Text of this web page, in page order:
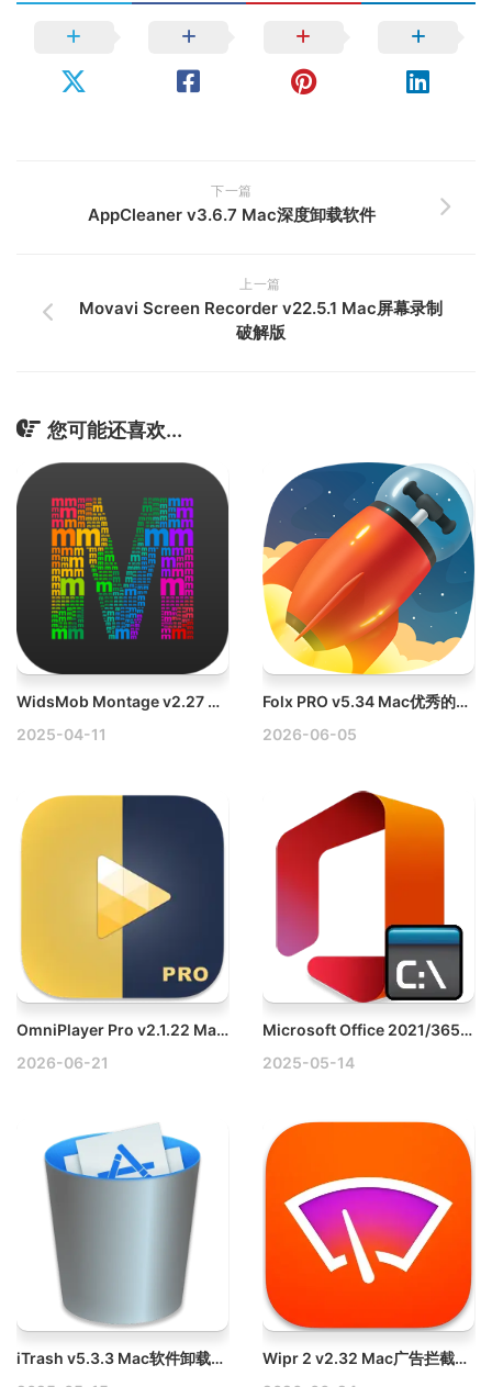
下一篇
AppCleaner v3.6.7 Mac深度卸载软件
上一篇
Movavi Screen Recorder v22.5.1 Mac屏幕录制
破解版
您可能还喜欢...
WidsMob Montage v2.27 Mac制作马赛克/蒙太奇照片
2025-04-11
Folx PRO v5.34 Mac优秀的下载工具
2026-06-05
OmniPlayer Pro v2.1.22 Mac全能影音播放器破解版
2026-06-21
Microsoft Office 2021/365 Pro Plus v3.2.0 Win Online Installer专业版激活工具下载
2025-05-14
iTrash v5.3.3 Mac软件卸载工具破解版
Wipr 2 v2.32 Mac广告拦截工具破解版